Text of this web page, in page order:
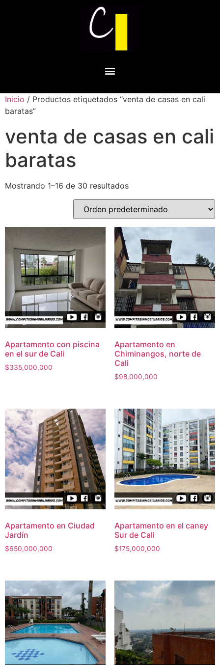
Inicio / Productos etiquetados “venta de casas en cali
baratas”
venta de casas en cali
baratas
Mostrando 1–16 de 30 resultados
Apartamento con piscina
en el sur de Cali
$335,000,000
Apartamento en
Chiminangos, norte de
Cali
$98,000,000
Apartamento en Ciudad
Jardín
$650,000,000
Apartamento en el caney
Sur de Cali
$175,000,000